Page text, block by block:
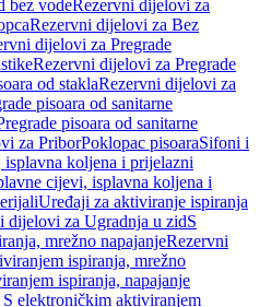
bez vodeRezervni dijelovi za
Rezervni dijelovi za Bez
dijelovi za Pregrade
Rezervni dijelovi za Pregrade
od staklaRezervni dijelovi za
pisoara od sanitarne
pisoara od sanitarne
za PriborPoklopac pisoaraSifoni i
koljena i prijelazni
cijevi, isplavna koljena i
Uređaji za aktiviranje ispiranja
dijelovi za Ugradnja u zidS
mrežno napajanjeRezervni
ispiranja, mrežno
ispiranja, napajanje
elektroničkim aktiviranjem